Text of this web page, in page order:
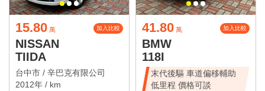
15.80 萬 加入比較
NISSAN
TIIDA
台中市 / 辛巴克有限公司
2012年 / km
41.80 萬 加入比較
BMW
118I
末代後驅 車道偏移輔助
低里程 價格可談